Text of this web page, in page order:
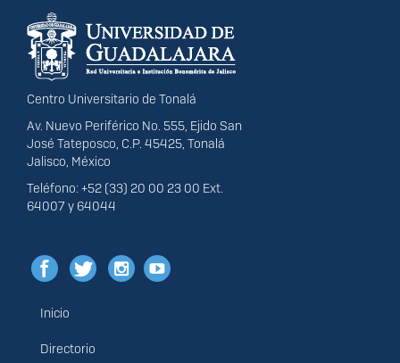
Información del
portal
Centro Universitario de Tonalá
Av. Nuevo Periférico No. 555, Ejido San
José Tateposco, C.P. 45425, Tonalá
Jalisco, México
Teléfono: +52 (33) 20 00 23 00 Ext.
64007 y 64044
Menú
principal
Inicio
Directorio